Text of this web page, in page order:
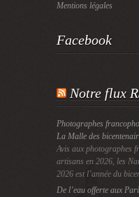
Mentions légales
Facebook
Notre flux
Photographes
La Malle des
Avis aux photographes
artisans en 2026, les
2026 est l’année du
De l’eau offerte aux